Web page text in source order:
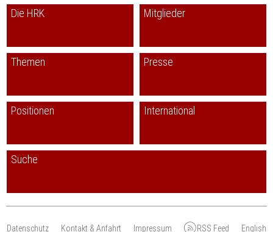
Die HRK Mitglieder
Themen Presse
Positionen International
Suche
Datenschutz Kontakt & Anfahrt Impressum RSS Feed English